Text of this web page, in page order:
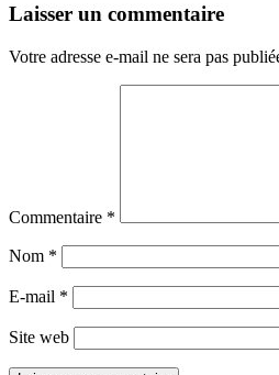
Laisser un commentaire
Votre adresse e-mail ne sera pas
Commentaire *
Nom *
E-mail *
Site web